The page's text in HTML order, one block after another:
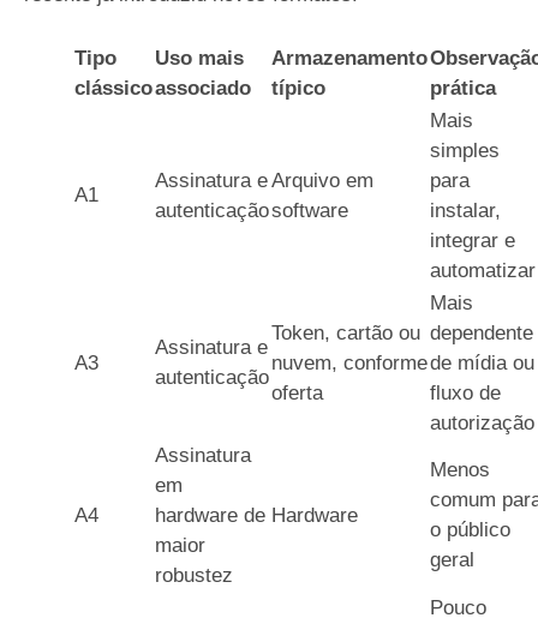
Tipo
clássico
Uso mais
associado
Armazenamento
típico
prática
A1
Assinatura e
autenticação
Arquivo em
software
Mais
simples
para
instalar,
integrar e
automatizar
A3
Assinatura e
autenticação
Token, cartão ou
nuvem, conforme
oferta
Mais
dependente
de mídia ou
fluxo de
autorização
A4
Assinatura
em
hardware de
maior
robustez
Hardware
Menos
comum
o público
geral
Pouco